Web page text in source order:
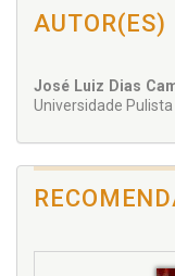
AUTOR(ES)
José Luiz Dias
Universidade Pulista